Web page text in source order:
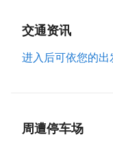
交通资讯
进入后可依您的
周遭停车场